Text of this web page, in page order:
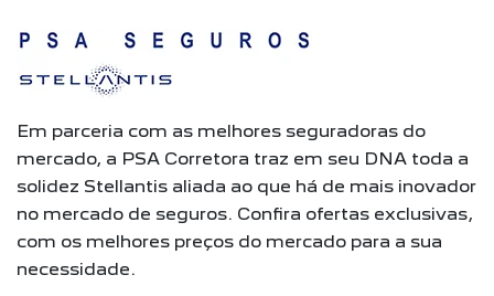
Em parceria com as melhores seguradoras do
mercado, a PSA Corretora traz em seu DNA toda a
solidez Stellantis aliada ao que há de mais inovador
no mercado de seguros. Confira ofertas exclusivas,
com os melhores preços do mercado para a sua
necessidade.